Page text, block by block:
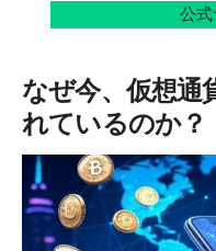
公
なぜ今、仮想通
れているのか？